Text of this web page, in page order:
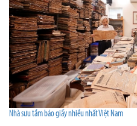
Nhà sưu tầm báo giấy nhiều nhất Việt Nam